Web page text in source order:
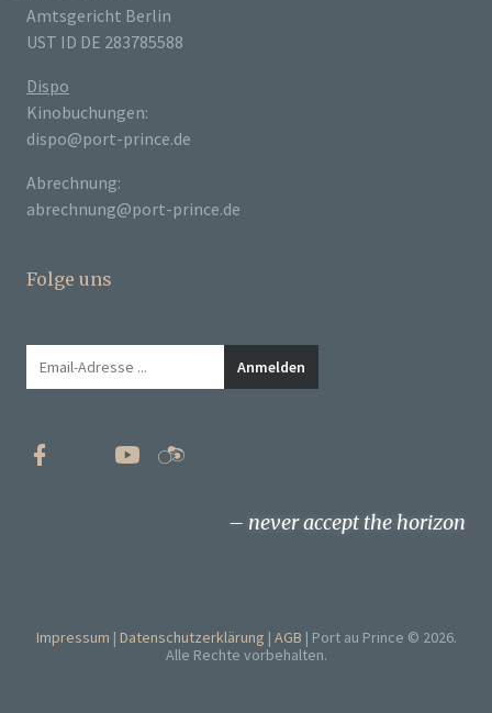
Amtsgericht Berlin
UST ID DE 283785588
Dispo
Kinobuchungen:
dispo@port-prince.de
Abrechnung:
abrechnung@port-prince.de
Folge uns
never accept the horizon
Impressum Datenschutzerklärung AGB
Port au Prince © 2026.
Alle Rechte vorbehalten.